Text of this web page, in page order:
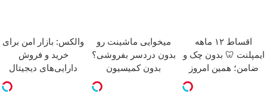
اقساط ۱۲ ماهه
ایمپلنت 🦷 بدون چک و
ضامن؛ همین امروز
میخوایی ماشینت رو
بدون دردسر بفروشی؟
بدون کمیسیون
والکس: بازار امن برای
خرید و فروش
دارایی‌های دیجیتال